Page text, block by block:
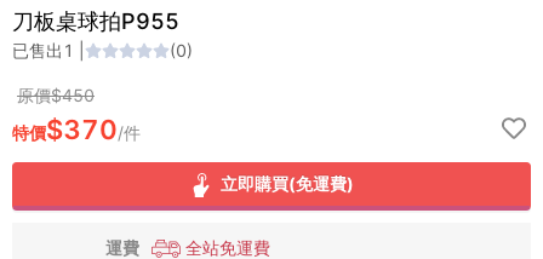
刀板桌球拍P955
已售出 1 (0)
原價$450
特價$370/件
立即購買(免運費)
運費
全站免運費